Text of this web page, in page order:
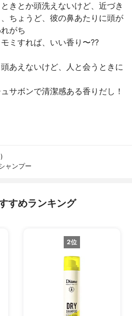
きとか頭洗えないけど、近づき
ちょうど、彼の鼻あたりに頭が
がち
ミすれば、いい香り〜??
あえないけど、人と会うときに
サボンで清潔感ある香りだし！
ャンプー
すめランキング
2位